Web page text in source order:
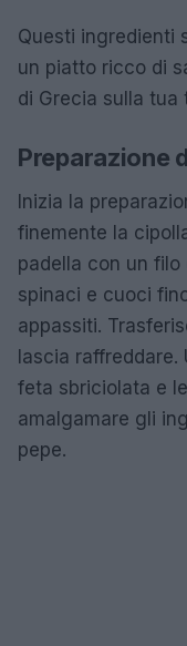
Questi ingredienti
un piatto ricco di
di Grecia sulla tua
Preparazione
Inizia la
finemente la
padella con un filo
spinaci e cuoci
appassiti.
lascia
feta sbriciolata e
amalgamare gli
pepe.